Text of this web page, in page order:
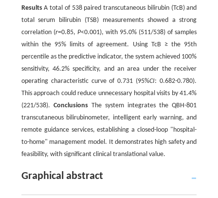
ResultsA total of 538 paired transcutaneous bilirubin (TcB) and
total serum bilirubin (TSB) measurements showed a strong
correlation (r=0.85, P<0.001), with 95.0% (511/538) of samples
within the 95% limits of agreement. Using TcB ≥ the 95th
percentile as the predictive indicator, the system achieved 100%
sensitivity, 46.2% specificity, and an area under the receiver
operating characteristic curve of 0.731 (95%CI: 0.682-0.780).
This approach could reduce unnecessary hospital visits by 41.4%
(221/538). ConclusionsThe system integrates the QBH-801
transcutaneous bilirubinometer, intelligent early warning, and
remote guidance services, establishing a closed-loop "hospital-
to-home" management model. It demonstrates high safety and
feasibility, with significant clinical translational value.
Graphical abstract